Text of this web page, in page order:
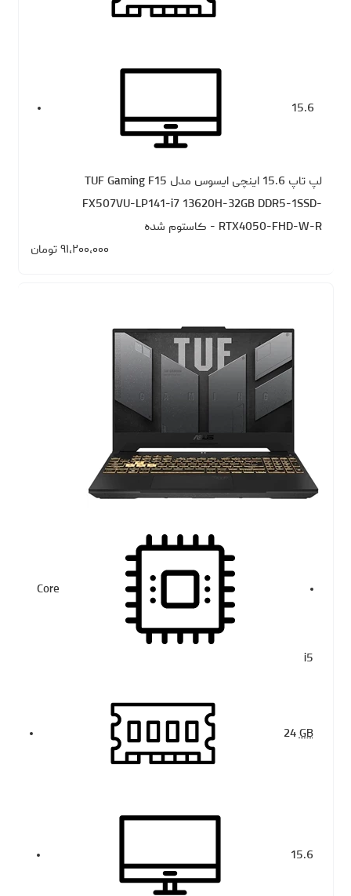
15.6
لپ تاپ 15.6 اینچی ایسوس مدل TUF Gaming F15
FX507VU-LP141-i7 13620H-32GB DDR5-1SSD-
RTX4050-FHD-W-R - کاستوم شده
۹۱،۲۰۰،۰۰۰ تومان
Core
i5
24GB
15.6